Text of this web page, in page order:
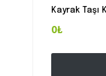
Kayrak Taşı
0₺